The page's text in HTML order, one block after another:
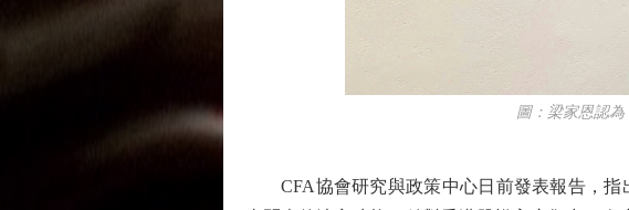
圖：梁家恩認為，
CFA協會研究與政策中心日前發表報告，指